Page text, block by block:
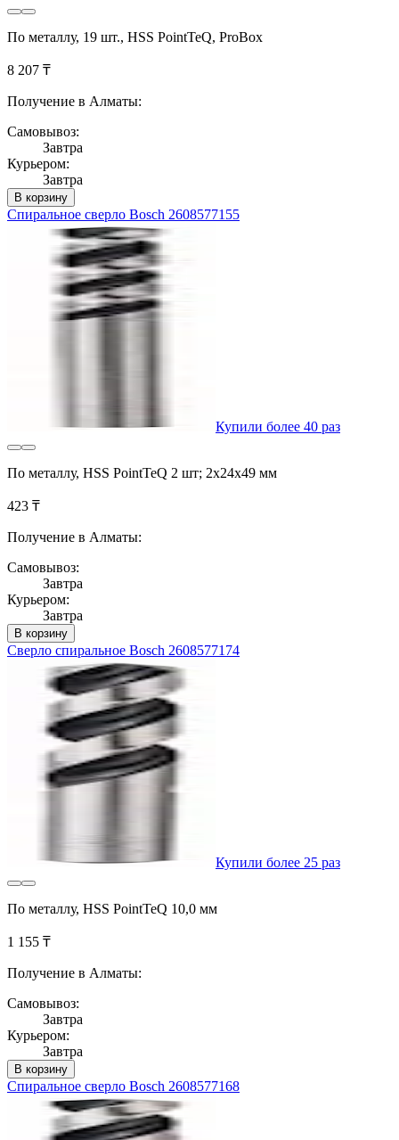
По металлу, 19 шт., HSS PointTeQ, ProBox
8 207 ₸
Получение в Алматы:
Самовывоз:
Завтра
Курьером:
Завтра
В корзину
Спиральное сверло Bosch 2608577155
Купили более 40 раз
По металлу, HSS PointTeQ 2 шт; 2х24х49 мм
423 ₸
Получение в Алматы:
Самовывоз:
Завтра
Курьером:
Завтра
В корзину
Сверло спиральное Bosch 2608577174
Купили более 25 раз
По металлу, HSS PointTeQ 10,0 мм
1 155 ₸
Получение в Алматы:
Самовывоз:
Завтра
Курьером:
Завтра
В корзину
Спиральное сверло Bosch 2608577168